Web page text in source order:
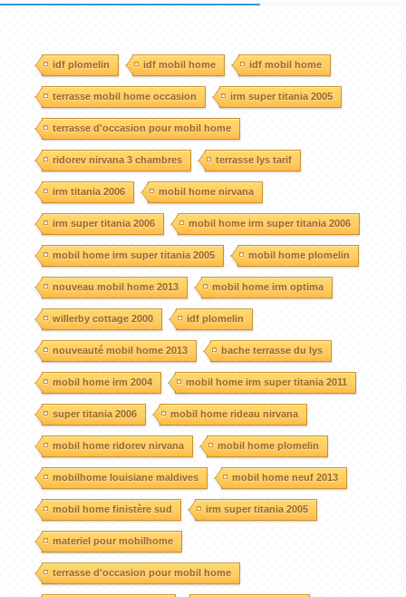
idf plomelin idf mobil home idf mobil home
terrasse mobil home occasion irm super titania 2005
terrasse d'occasion pour mobil home
ridorev nirvana 3 chambres terrasse lys tarif
irm titania 2006 mobil home nirvana
irm super titania 2006 mobil home irm super titania 2006
mobil home irm super titania 2005 mobil home plomelin
nouveau mobil home 2013 mobil home irm optima
willerby cottage 2000 idf plomelin
nouveauté mobil home 2013 bache terrasse du lys
mobil home irm 2004 mobil home irm super titania 2011
super titania 2006 mobil home rideau nirvana
mobil home ridorev nirvana mobil home plomelin
mobilhome louisiane maldives mobil home neuf 2013
mobil home finistère sud irm super titania 2005
materiel pour mobilhome
terrasse d'occasion pour mobil home